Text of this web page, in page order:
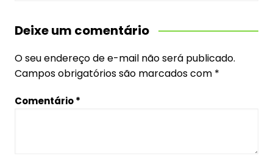
Deixe um comentário
O seu endereço de e-mail não será publicado.
Campos obrigatórios são marcados com *
Comentário*